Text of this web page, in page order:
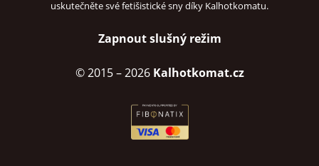
uskutečněte své fetišistické sny díky Kalhotkomatu.
Zapnout slušný režim
© 2015– 2026 Kalhotkomat.cz